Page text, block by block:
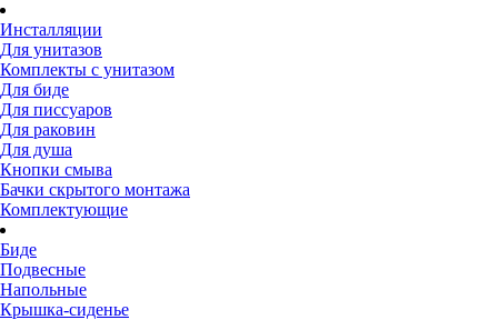
Инсталляции
Для унитазов
Комплекты с унитазом
Для биде
Для писсуаров
Для раковин
Для душа
Кнопки смыва
Бачки скрытого монтажа
Комплектующие
Биде
Подвесные
Напольные
Крышка-сиденье